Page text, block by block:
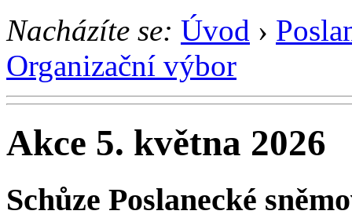
Nacházíte se: Úvod ›
Organizační výbor
Akce 5. května 2026
Schůze Poslanecké